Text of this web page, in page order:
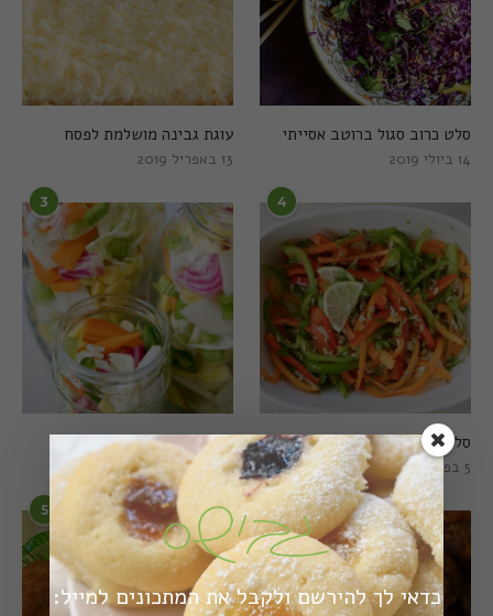
עוגת גבינה מושלמת לפסח
13 באפריל 2019
סלט כרוב סגול ברוטב אסייתי
14 ביולי 2019
3
חמוצים מהירים
1 באוגוסט 2022
4
סלט פלפלים טרי וצבעוני
5 בפברואר 2021
5 6
כדאי לך להירשם ולקבל את המתכונים למייל: